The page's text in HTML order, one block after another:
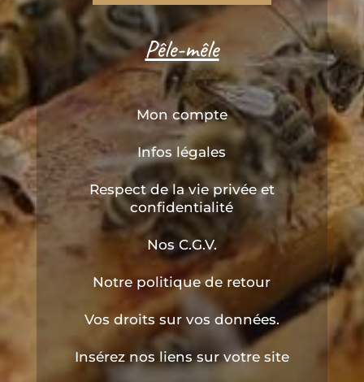
Pêle-mêle
Mon compte
Infos légales
Respect de la vie privée et
confidentialité
Nos C.G.V.
Notre politique de retour
Vos droits sur vos données.
Insérez nos liens sur votre site